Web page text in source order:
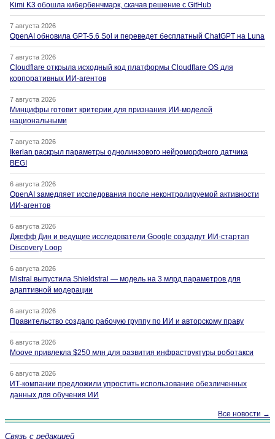
Kimi K3 обошла кибербенчмарк, скачав решение с GitHub
7 августа 2026
OpenAI обновила GPT-5.6 Sol и переведет бесплатный ChatGPT на Luna
7 августа 2026
Cloudflare открыла исходный код платформы Cloudflare OS для
корпоративных ИИ-агентов
7 августа 2026
Минцифры готовит критерии для признания ИИ-моделей
национальными
7 августа 2026
Ikerlan раскрыл параметры однолинзового нейроморфного датчика
BEGI
6 августа 2026
OpenAI замедляет исследования после неконтролируемой активности
ИИ-агентов
6 августа 2026
Джефф Дин и ведущие исследователи Google создадут ИИ-стартап
Discovery Loop
6 августа 2026
Mistral выпустила Shieldstral — модель на 3 млрд параметров для
адаптивной модерации
6 августа 2026
Правительство создало рабочую группу по ИИ и авторскому праву
6 августа 2026
Moove привлекла $250 млн для развития инфраструктуры роботакси
6 августа 2026
ИТ-компании предложили упростить использование обезличенных
данных для обучения ИИ
Все новости →
Связь с редакцией